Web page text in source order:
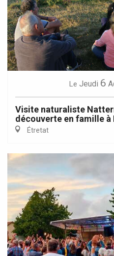
Le Jeudi 6
Visite naturaliste
découverte en famille à
Étretat